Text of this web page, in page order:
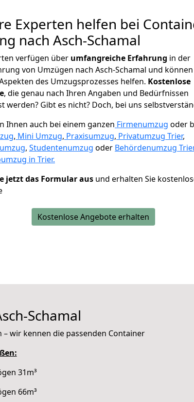
Experten helfen bei
nach Asch-Schamal
verfügen über umfangreiche Erfahrung in der
von Umzügen nach Asch-Schamal und
des Umzugsprozesses helfen. Kostenlose
, die genau nach Ihren Angaben und Bedürfnissen
werden? Gibt es nicht? Doch, bei uns
Ihnen auch bei einem ganzen Firmenumzug oder
, Mini Umzug, Praxisumzug, Privatumzug Trier,
, Studentenumzug oder Behördenumzug
in Trier.
jetzt das Formular aus und erhalten Sie
Kostenlose Angebote erhalten
Schamal
– wir kennen die passenden Container
31m³
66m³